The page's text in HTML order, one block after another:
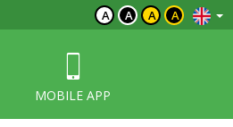
A A A A
MOBILE APP